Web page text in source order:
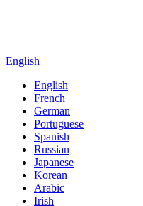
English
English
French
German
Portuguese
Spanish
Russian
Japanese
Korean
Arabic
Irish